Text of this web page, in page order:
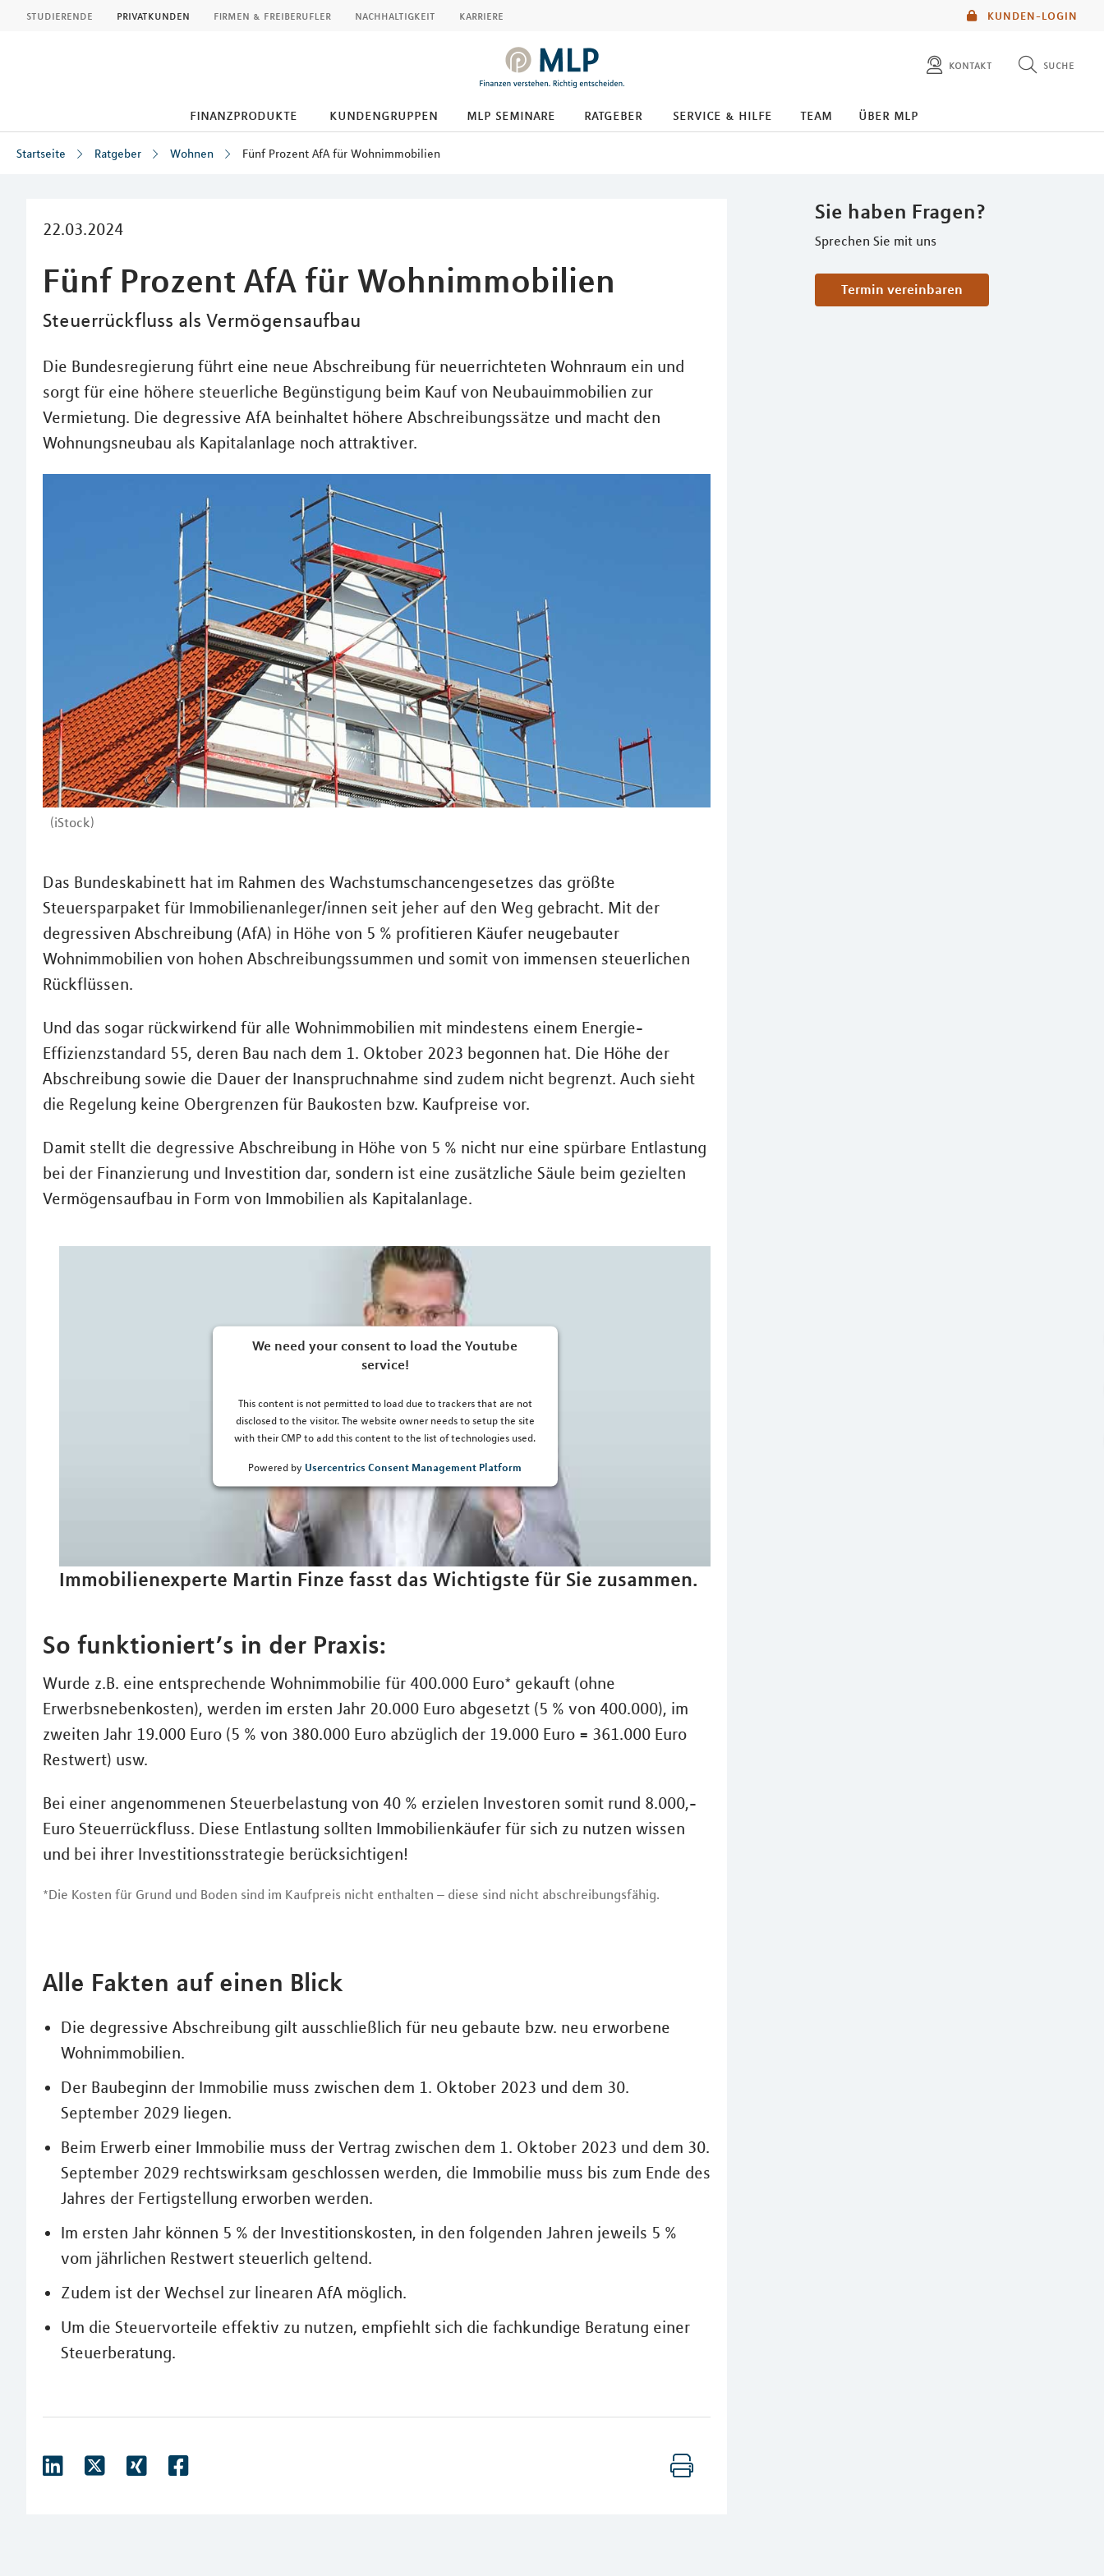
KUNDEN-LOGIN
studierende privatkunden firmen & freiberufler nachhaltigkeit karriere
kontakt suche
diese website durchsuchen
finanzprodukte kundengruppen mlp seminare ratgeber service & hilfe team über mlp
Startseite Ratgeber Wohnen Fünf Prozent AfA für Wohnimmobilien
22.03.2024
Fünf Prozent AfA für Wohnimmobilien
Steuerrückfluss als Vermögensaufbau
Die Bundesregierung führt eine neue Abschreibung für neuerrichteten Wohnraum ein und
sorgt für eine höhere steuerliche Begünstigung beim Kauf von Neubauimmobilien zur
Vermietung. Die degressive AfA beinhaltet höhere Abschreibungssätze und macht den
Wohnungsneubau als Kapitalanlage noch attraktiver.
(iStock)
Sie haben Fragen?
Sprechen Sie mit uns
Termin vereinbaren
Das Bundeskabinett hat im Rahmen des Wachstumschancengesetzes das größte
Steuersparpaket für Immobilienanleger/innen seit jeher auf den Weg gebracht. Mit der
degressiven Abschreibung (AfA) in Höhe von 5 % profitieren Käufer neugebauter
Wohnimmobilien von hohen Abschreibungssummen und somit von immensen steuerlichen
Rückflüssen.
Und das sogar rückwirkend für alle Wohnimmobilien mit mindestens einem Energie-
Effizienzstandard 55, deren Bau nach dem 1. Oktober 2023 begonnen hat. Die Höhe der
Abschreibung sowie die Dauer der Inanspruchnahme sind zudem nicht begrenzt. Auch sieht
die Regelung keine Obergrenzen für Baukosten bzw. Kaufpreise vor.
Damit stellt die degressive Abschreibung in Höhe von 5 % nicht nur eine spürbare Entlastung
bei der Finanzierung und Investition dar, sondern ist eine zusätzliche Säule beim gezielten
Vermögensaufbau in Form von Immobilien als Kapitalanlage.
We need your consent to load the Youtube
service!
This content is not permitted to load due to trackers that are not
disclosed to the visitor. The website owner needs to setup the site
with their CMP to add this content to the list of technologies used.
Powered by Usercentrics Consent Management Platform
Immobilienexperte Martin Finze fasst das Wichtigste für Sie zusammen.
So funktioniert’s in der Praxis:
Wurde z.B. eine entsprechende Wohnimmobilie für 400.000 Euro* gekauft (ohne
Erwerbsnebenkosten), werden im ersten Jahr 20.000 Euro abgesetzt (5 % von 400.000), im
zweiten Jahr 19.000 Euro (5 % von 380.000 Euro abzüglich der 19.000 Euro = 361.000 Euro
Restwert) usw.
Bei einer angenommenen Steuerbelastung von 40 % erzielen Investoren somit rund 8.000,-
Euro Steuerrückfluss. Diese Entlastung sollten Immobilienkäufer für sich zu nutzen wissen
und bei ihrer Investitionsstrategie berücksichtigen!
*Die Kosten für Grund und Boden sind im Kaufpreis nicht enthalten – diese sind nicht abschreibungsfähig.
Alle Fakten auf einen Blick
Die degressive Abschreibung gilt ausschließlich für neu gebaute bzw. neu erworbene
Wohnimmobilien.
Der Baubeginn der Immobilie muss zwischen dem 1. Oktober 2023 und dem 30.
September 2029 liegen.
Beim Erwerb einer Immobilie muss der Vertrag zwischen dem 1. Oktober 2023 und dem 30.
September 2029 rechtswirksam geschlossen werden, die Immobilie muss bis zum Ende des
Jahres der Fertigstellung erworben werden.
Im ersten Jahr können 5 % der Investitionskosten, in den folgenden Jahren jeweils 5 %
vom jährlichen Restwert steuerlich geltend.
Zudem ist der Wechsel zur linearen AfA möglich.
Um die Steuervorteile effektiv zu nutzen, empfiehlt sich die fachkundige Beratung einer
Steuerberatung.